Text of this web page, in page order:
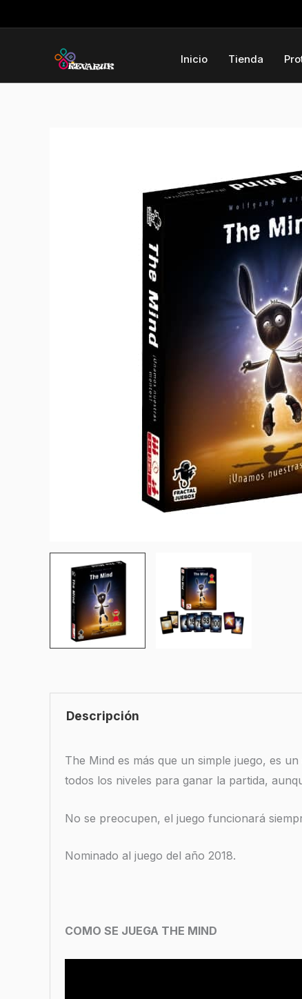
al
Inicio Tienda
Descripción
The Mind es más que un simple juego, es
todos los niveles para ganar la partida,
No se preocupen, el juego funcionará
Nominado al juego del año 2018.
COMO SE JUEGA THE MIND